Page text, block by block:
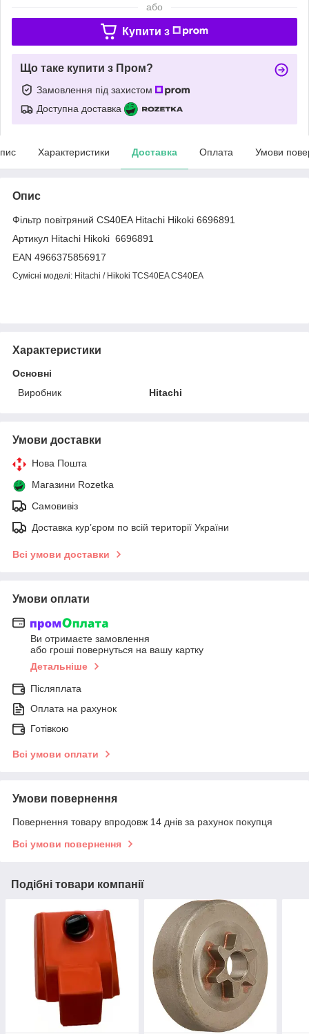
або
Купити з
Що таке купити з Пром?
Замовлення під захистом
Доступна доставка
Характеристики Доставка Оплата Умови
Опис
Фільтр повітряний CS40EA Hitachi Hikoki 6696891
Артикул Hitachi Hikoki 6696891
EAN 4966375856917
Сумісні моделі: Hitachi / Hikoki TCS40EA CS40EA
Характеристики
Основні
Виробник
Hitachi
Умови доставки
Нова Пошта
Магазини Rozetka
Самовивіз
Доставка кур’єром по всій території України
Всі умови доставки
Умови оплати
Ви отримаєте замовлення
або гроші повернуться на вашу картку
Детальніше
Післяплата
Оплата на рахунок
Готівкою
Всі умови оплати
Умови повернення
Повернення товару впродовж 14 днів за рахунок покупця
Всі умови повернення
Подібні товари компанії